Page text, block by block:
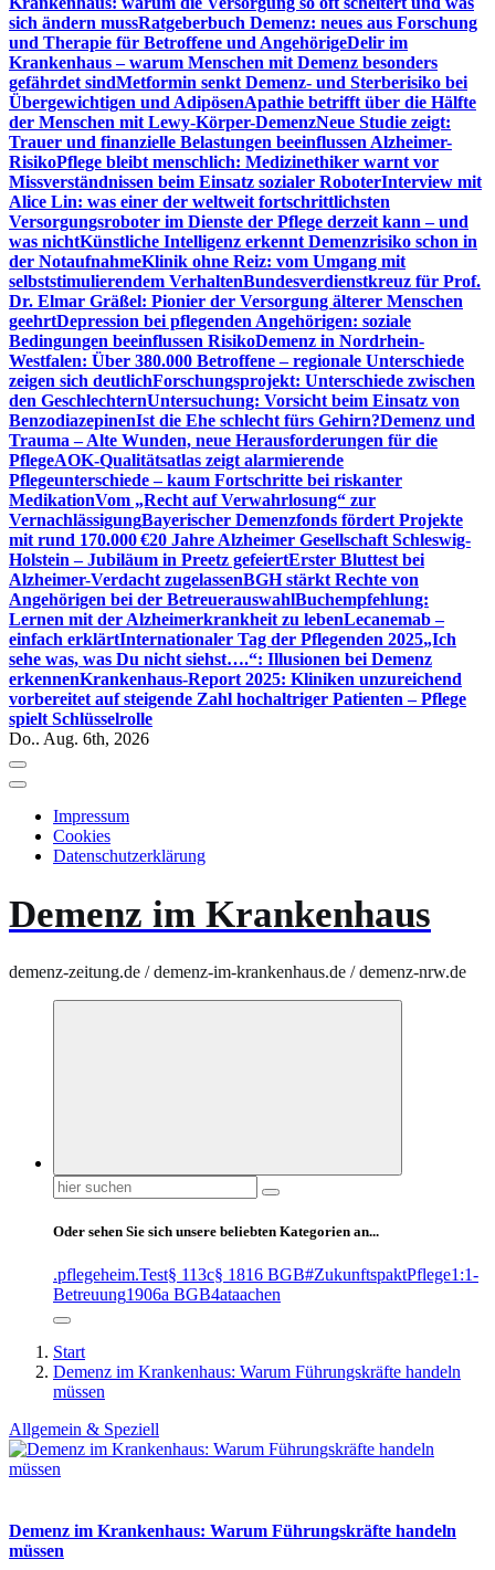
sich ändern mussRatgeberbuch Demenz: neues aus Forschung
und Therapie für Betroffene und AngehörigeDelir im
Krankenhaus – warum Menschen mit Demenz besonders
gefährdet sindMetformin senkt Demenz- und Sterberisiko bei
Übergewichtigen und AdipösenApathie betrifft über die Hälfte
der Menschen mit Lewy-Körper-DemenzNeue Studie zeigt:
Trauer und finanzielle Belastungen beeinflussen Alzheimer-
RisikoPflege bleibt menschlich: Medizinethiker warnt vor
Missverständnissen beim Einsatz sozialer RoboterInterview mit
Alice Lin: was einer der weltweit fortschrittlichsten
Versorgungsroboter im Dienste der Pflege derzeit kann – und
was nichtKünstliche Intelligenz erkennt Demenzrisiko schon in
der NotaufnahmeKlinik ohne Reiz: vom Umgang mit
selbststimulierendem VerhaltenBundesverdienstkreuz für Prof.
Dr. Elmar Gräßel: Pionier der Versorgung älterer Menschen
geehrtDepression bei pflegenden Angehörigen: soziale
Bedingungen beeinflussen RisikoDemenz in Nordrhein-
Westfalen: Über 380.000 Betroffene – regionale Unterschiede
zeigen sich deutlichForschungsprojekt: Unterschiede zwischen
den GeschlechternUntersuchung: Vorsicht beim Einsatz von
BenzodiazepinenIst die Ehe schlecht fürs Gehirn?Demenz und
Trauma – Alte Wunden, neue Herausforderungen für die
PflegeAOK-Qualitätsatlas zeigt alarmierende
Pflegeunterschiede – kaum Fortschritte bei riskanter
MedikationVom „Recht auf Verwahrlosung“ zur
VernachlässigungBayerischer Demenzfonds fördert Projekte
mit rund 170.000 €20 Jahre Alzheimer Gesellschaft Schleswig-
Holstein – Jubiläum in Preetz gefeiertErster Bluttest bei
Alzheimer-Verdacht zugelassenBGH stärkt Rechte von
Angehörigen bei der BetreuerauswahlBuchempfehlung:
Lernen mit der Alzheimerkrankheit zu lebenLecanemab –
einfach erklärtInternationaler Tag der Pflegenden 2025„Ich
sehe was, was Du nicht siehst….“: Illusionen bei Demenz
erkennenKrankenhaus-Report 2025: Kliniken unzureichend
vorbereitet auf steigende Zahl hochaltriger Patienten – Pflege
spielt Schlüsselrolle
Do.. Aug. 6th, 2026
Impressum
Cookies
Datenschutzerklärung
Demenz im Krankenhaus
demenz-zeitung.de / demenz-im-krankenhaus.de / demenz-nrw.de
Suchen
nach:
Oder sehen Sie sich unsere beliebten Kategorien an...
.pflegeheim.Test§ 113c§ 1816 BGB#ZukunftspaktPflege1:1-
Betreuung1906a BGB4ataachen
Start
Demenz im Krankenhaus: Warum Führungskräfte handeln
müssen
Allgemein & Speziell
Demenz im Krankenhaus: Warum Führungskräfte handeln
müssen